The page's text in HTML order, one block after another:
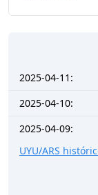
2025-04-11:
2025-04-10:
2025-04-09:
UYU/ARS